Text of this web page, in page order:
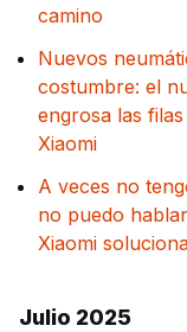
camino
Nuevos
costumbre: el
engrosa las
Xiaomi
A veces no
no puedo
Xiaomi
Julio 2025